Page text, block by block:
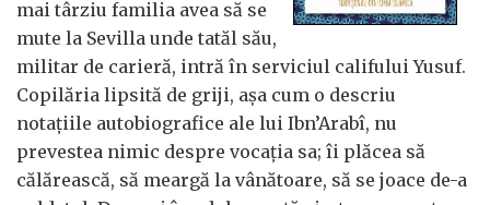
mai târziu familia avea să se
mute la Sevilla unde tatăl său,
militar de carieră, intră în serviciul califului Yusuf.
Copilăria lipsită de griji, așa cum o descriu
notațiile autobiografice ale lui Ibn’Arabî, nu
prevestea nimic despre vocația sa; îi plăcea să
călărească, să meargă la vânătoare, să se joace de-a